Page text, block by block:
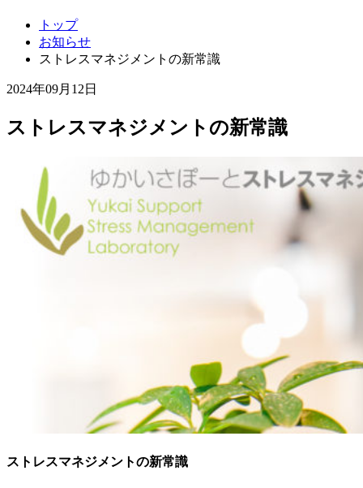
トップ
お知らせ
ストレスマネジメントの新常識
2024年09月12日
ストレスマネジメントの新常識
ストレスマネジメントの新常識